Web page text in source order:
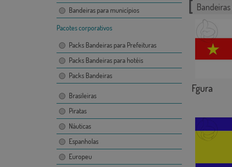
Bandeiras para municípios
Pacotes corporativos
Packs Bandeiras para Prefeituras
Packs Bandeiras para hotéis
Packs Bandeiras
Brasileiras
Piratas
Náuticas
Espanholas
Europeu
Fgura